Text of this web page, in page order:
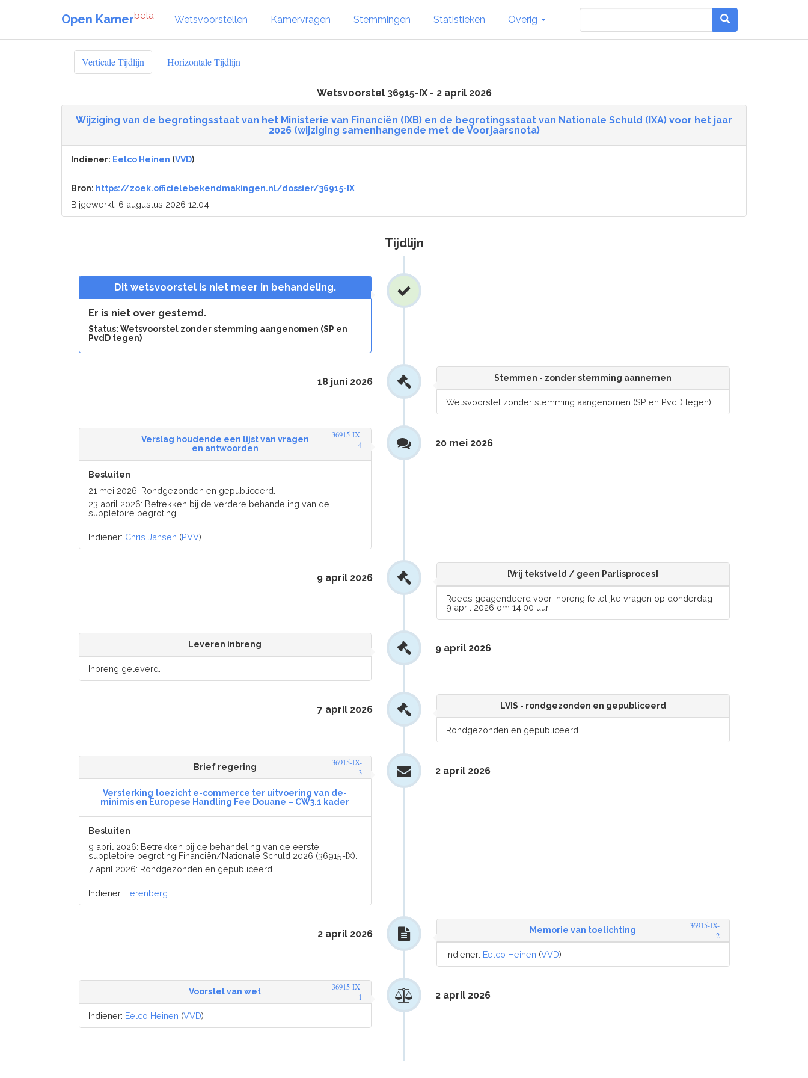
Open Kamerbeta Wetsvoorstellen Kamervragen Stemmingen Statistieken Overig
Verticale Tijdlijn Horizontale Tijdlijn
Wetsvoorstel 36915-IX - 2 april 2026
Wijziging van de begrotingsstaat van het Ministerie van Financiën (IXB) en de begrotingsstaat van Nationale Schuld (IXA) voor het jaar
2026 (wijziging samenhangende met de Voorjaarsnota)
Indiener: Eelco Heinen (VVD)
Bron: https://zoek.officielebekendmakingen.nl/dossier/36915-IX
Bijgewerkt: 6 augustus 2026 12:04
Tijdlijn
Dit wetsvoorstel is niet meer in behandeling.
Er is niet over gestemd.
Status: Wetsvoorstel zonder stemming aangenomen (SP en
PvdD tegen)
Stemmen - zonder stemming aannemen
Wetsvoorstel zonder stemming aangenomen (SP en PvdD tegen)
18 juni 2026
Verslag houdende een lijst van vragen
en antwoorden
36915-IX-
4
Besluiten
21 mei 2026: Rondgezonden en gepubliceerd.
23 april 2026: Betrekken bij de verdere behandeling van de
suppletoire begroting.
Indiener: Chris Jansen (PVV)
20 mei 2026
[Vrij tekstveld / geen Parlisproces]
Reeds geagendeerd voor inbreng feitelijke vragen op donderdag
9 april 2026 om 14.00 uur.
9 april 2026
Leveren inbreng
Inbreng geleverd.
9 april 2026
LVIS - rondgezonden en gepubliceerd
Rondgezonden en gepubliceerd.
7 april 2026
Brief regering
36915-IX-
3
Versterking toezicht e-commerce ter uitvoering van de-
minimis en Europese Handling Fee Douane – CW3.1 kader
Besluiten
9 april 2026: Betrekken bij de behandeling van de eerste
suppletoire begroting Financiën/Nationale Schuld 2026 (36915-IX).
7 april 2026: Rondgezonden en gepubliceerd.
Indiener: Eerenberg
2 april 2026
Memorie van toelichting
36915-IX-
2
Indiener: Eelco Heinen (VVD)
2 april 2026
Voorstel van wet
36915-IX-
1
Indiener: Eelco Heinen (VVD)
2 april 2026